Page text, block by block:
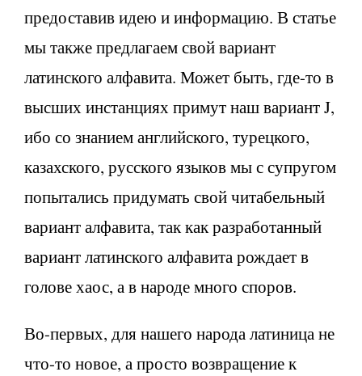
предоставив идею и информацию. В статье
мы также предлагаем свой вариант
латинского алфавита. Может быть, где-то в
высших инстанциях примут наш вариант J,
ибо со знанием английского, турецкого,
казахского, русского языков мы с супругом
попытались придумать свой читабельный
вариант алфавита, так как разработанный
вариант латинского алфавита рождает в
голове хаос, а в народе много споров.
Во-первых, для нашего народа латиница не
что-то новое, а просто возвращение к